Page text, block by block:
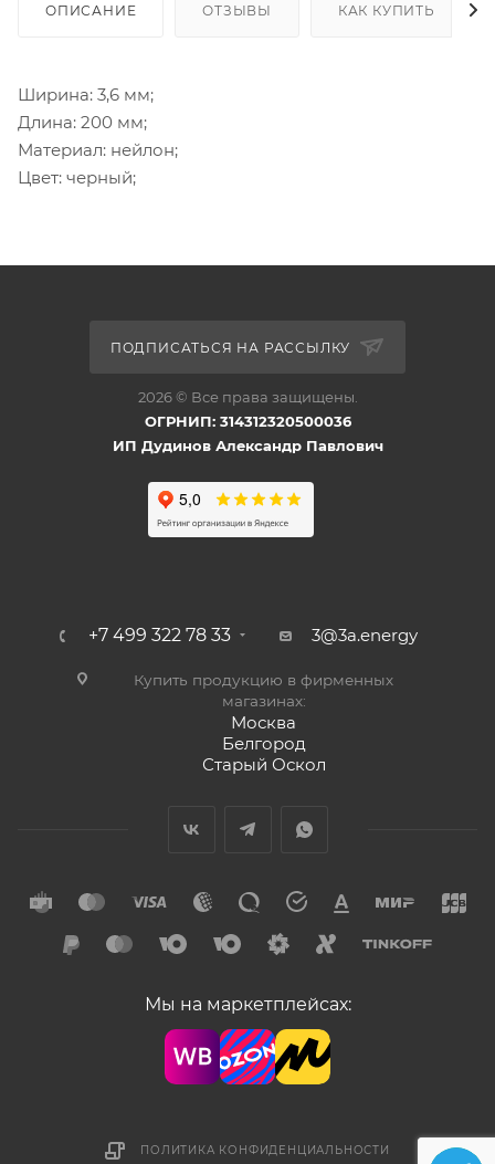
ОПИСАНИЕ ОТЗЫВЫ КАК КУПИТЬ
Ширина: 3,6 мм;
Длина: 200 мм;
Материал: нейлон;
Цвет: черный;
ПОДПИСАТЬСЯ НА РАССЫЛКУ
2026 © Все права защищены.
ОГРНИП: 314312320500036
ИП Дудинов Александр Павлович
+7 499 322 78 33 3@3a.energy
Купить продукцию в фирменных
магазинах:
Москва
Белгород
Старый Оскол
Мы на маркетплейсах:
ПОЛИТИКА КОНФИДЕНЦИАЛЬНОСТИ